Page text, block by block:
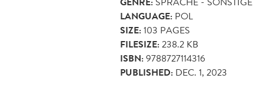
LANGUAGE: POL
SIZE:103 PAGES
FILESIZE:238.2 KB
ISBN:9788727114316
PUBLISHED: DEC. 1, 2023